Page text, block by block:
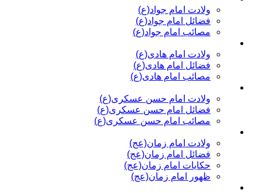
ولادت امام جواد(ع)
فضائل امام جواد(ع)
مصائب امام جواد(ع)
ولادت امام هادی(ع)
فضائل امام هادی(ع)
مصائب امام هادی(ع)
ولادت امام حسن عسکری(ع)
فضائل امام حسن عسکری(ع)
مصائب امام حسن عسکری(ع)
ولادت امام زمان(عج)
فضائل امام زمان(عج)
حکایات امام زمان(عج)
ظهور امام زمان(عج)